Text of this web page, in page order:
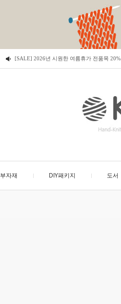
[SALE] 2026년 시원한 여름휴가 전품목 20%..
부자재 DIY패키지 도서